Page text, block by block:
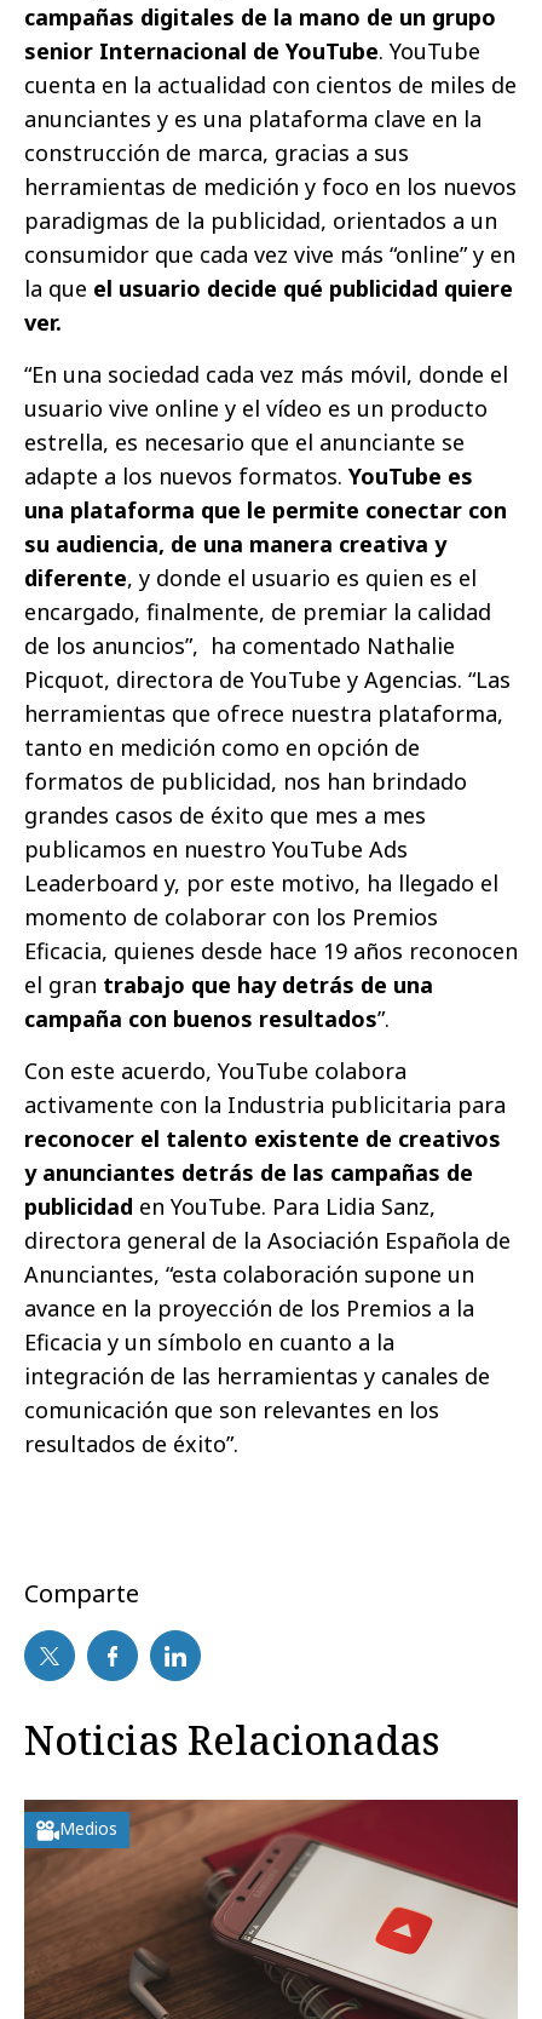
campañas digitales de la mano de un grupo
senior Internacional de YouTube. YouTube
cuenta en la actualidad con cientos de miles de
anunciantes y es una plataforma clave en la
construcción de marca, gracias a sus
herramientas de medición y foco en los nuevos
paradigmas de la publicidad, orientados a un
consumidor que cada vez vive más “online” y en
la que el usuario decide qué publicidad quiere
ver.
“En una sociedad cada vez más móvil, donde el
usuario vive online y el vídeo es un producto
estrella, es necesario que el anunciante se
adapte a los nuevos formatos. YouTube es
una plataforma que le permite conectar con
su audiencia, de una manera creativa y
diferente, y donde el usuario es quien es el
encargado, finalmente, de premiar la calidad
de los anuncios”, ha comentado Nathalie
Picquot, directora de YouTube y Agencias. “Las
herramientas que ofrece nuestra plataforma,
tanto en medición como en opción de
formatos de publicidad, nos han brindado
grandes casos de éxito que mes a mes
publicamos en nuestro YouTube Ads
Leaderboard y, por este motivo, ha llegado el
momento de colaborar con los Premios
Eficacia, quienes desde hace 19 años reconocen
el gran trabajo que hay detrás de una
campaña con buenos resultados”.
Con este acuerdo, YouTube colabora
activamente con la Industria publicitaria para
reconocer el talento existente de creativos
y anunciantes detrás de las campañas de
publicidad en YouTube. Para Lidia Sanz,
directora general de la Asociación Española de
Anunciantes, “esta colaboración supone un
avance en la proyección de los Premios a la
Eficacia y un símbolo en cuanto a la
integración de las herramientas y canales de
comunicación que son relevantes en los
resultados de éxito”.
Comparte
Noticias Relacionadas
Medios